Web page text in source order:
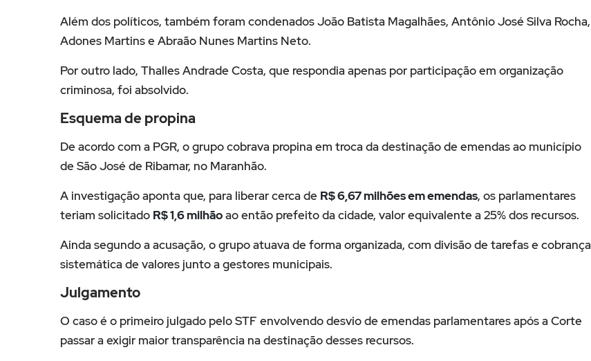
Além dos políticos, também foram condenadosJoão Batista Magalhães, Antônio José Silva Rocha,
Adones MartinseAbraão Nunes Martins Neto.
Por outro lado, Thalles Andrade Costa, que respondia apenas por participação em organização
criminosa, foi absolvido.
Esquema de propina
De acordo com a PGR, o grupo cobrava propina em troca da destinação de emendas ao município
deSão José de Ribamar, no Maranhão.
A investigação aponta que, para liberar cerca de R$ 6,67 milhões em emendas, os parlamentares
teriam solicitado R$ 1,6 milhãoao então prefeito da cidade, valor equivalente a 25% dos recursos.
Ainda segundo a acusação, o grupo atuava de forma organizada, com divisão de tarefas e cobrança
sistemática de valores junto a gestores municipais.
Julgamento
O caso é o primeiro julgado pelo STF envolvendo desvio de emendas parlamentares após a Corte
passar a exigir maior transparência na destinação desses recursos.